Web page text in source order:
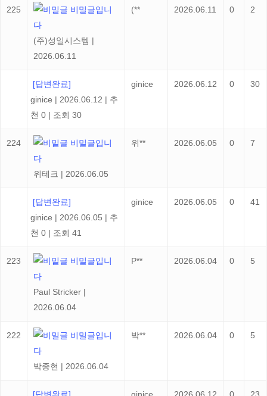
225
비밀글입니
다
(주)성일시스템 |
2026.06.11
(** 2026.06.11 0 2
[답변완료]
ginice | 2026.06.12 | 추
천 0 | 조회 30
ginice 2026.06.12 0 30
224
비밀글입니
다
위테크 | 2026.06.05
위** 2026.06.05 0 7
[답변완료]
ginice | 2026.06.05 | 추
천 0 | 조회 41
ginice 2026.06.05 0 41
223
비밀글입니
다
Paul Stricker |
2026.06.04
P** 2026.06.04 0 5
222
비밀글입니
다
박종현 | 2026.06.04
박** 2026.06.04 0 5